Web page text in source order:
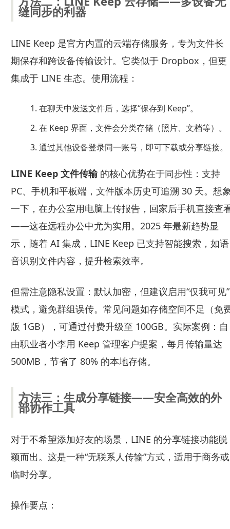
缝同步的利器
LINE Keep 是官方内置的云端存储服务，专为文件长
期保存和跨设备传输设计。它类似于 Dropbox，但更
集成于 LINE 生态。使用流程：
在聊天中发送文件后，选择“保存到 Keep”。
在 Keep 界面，文件会分类存储（照片、文档等）。
通过其他设备登录同一账号，即可下载或分享链接。
LINE Keep 文件传输的核心优势在于同步性：支持
PC、手机和平板端，文件版本历史可追溯 30 天。想
一下，在办公室用电脑上传报告，回家后手机直接查
——这在远程办公中尤为实用。2025 年最新趋势显
示，随着 AI 集成，LINE Keep 已支持智能搜索，如语
音识别文件内容，提升检索效率。
但需注意隐私设置：默认加密，但建议启用“仅我可见”
模式，避免群组误传。常见问题如存储空间不足（免
版 1GB），可通过付费升级至 100GB。实际案例：自
由职业者小李用 Keep 管理客户提案，每月传输量达
500MB，节省了 80% 的本地存储。
方法三：生成分享链接——安全高效的外
部协作工具
对于不希望添加好友的场景，LINE 的分享链接功能脱
颖而出。这是一种“无联系人传输”方式，适用于商务或
临时分享。
操作要点：